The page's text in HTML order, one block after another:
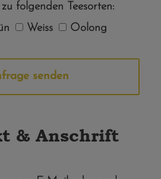
folgenden Teesorten:
Weiss
Oolong
senden
& Anschrift